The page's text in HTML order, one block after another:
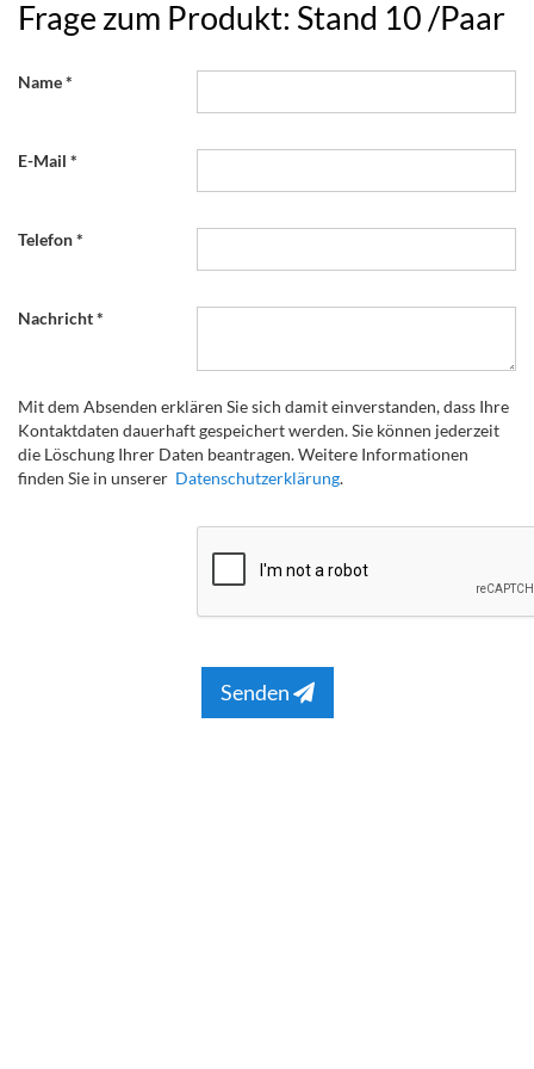
Frage zum Produkt: Stand 10 /Paar
Name
E-Mail
Telefon
Nachricht
Mit dem Absenden erklären Sie sich damit einverstanden, dass Ihre
Kontaktdaten dauerhaft gespeichert werden. Sie können jederzeit
die Löschung Ihrer Daten beantragen. Weitere Informationen
finden Sie in unserer Datenschutzerklärung.
Senden